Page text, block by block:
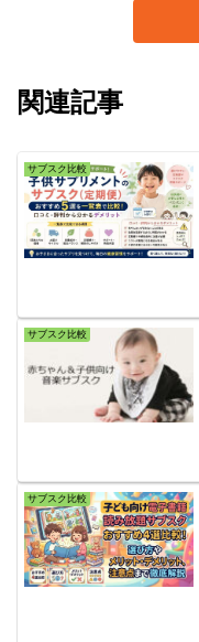
関連記事
サブスク比較
サブスク比較
サブスク比較